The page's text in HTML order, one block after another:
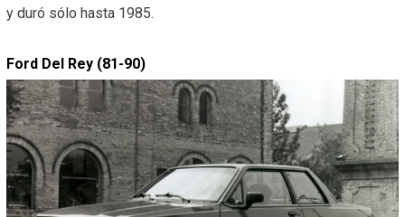
y duró sólo hasta 1985.
Ford Del Rey (81-90)